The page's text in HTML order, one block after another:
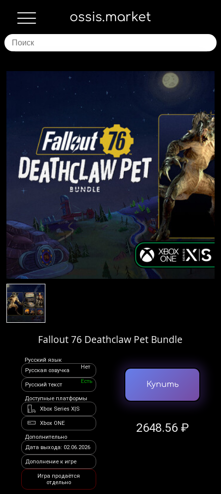
ossis.market
Fallout 76 Deathclaw Pet Bundle
Русский язык
Русская озвучка
Нет
Русский текст
Есть
Доступные платформы
Xbox Series X|S
Xbox ONE
Дополнительно
Дата выхода: 02.06.2026
Дополнение к игре
Игра продаётся
отдельно
Купить
2648.56 ₽